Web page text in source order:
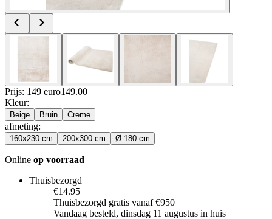
Prijs: 149 euro149.00
Kleur:
Beige Bruin Creme
afmeting:
160x230 cm 200x300 cm Ø 180 cm
Online op voorraad
Thuisbezorgd
€14.95
Thuisbezorgd gratis vanaf €950
Vandaag besteld, dinsdag 11 augustus in huis